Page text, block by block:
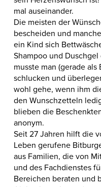
mal auseinander.
Die meisten der
bescheiden und
ein Kind sich
Shampoo und Duschgel
musste man (gerade als
schlucken und
wohl gehe, wenn ihm
den Wunschzetteln
blieben die
anonym.
Seit 27 Jahren hilft die
Leben gerufene
aus Familien, die von
und des Fachdienstes
Bereichen beraten und